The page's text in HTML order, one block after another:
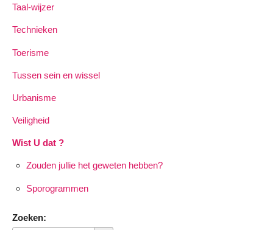
Taal-wijzer
Technieken
Toerisme
Tussen sein en wissel
Urbanisme
Veiligheid
Wist U dat ?
Zouden jullie het geweten hebben?
Sporogrammen
Zoeken: